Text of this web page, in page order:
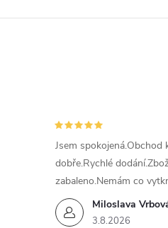
Miloslava
3.8.2026
Jsem spokojená.Obchod
dobře.Rychlé
zabaleno.Nemám co